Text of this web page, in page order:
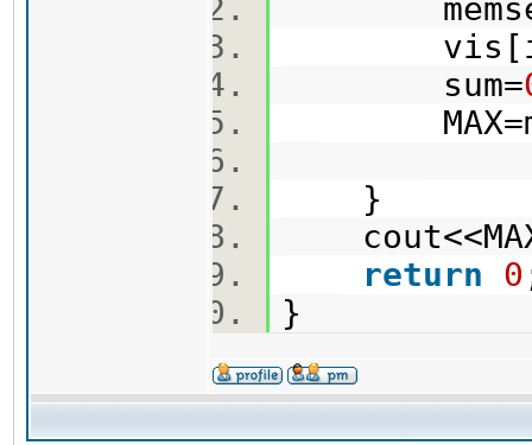
sum=
}
return
0
}